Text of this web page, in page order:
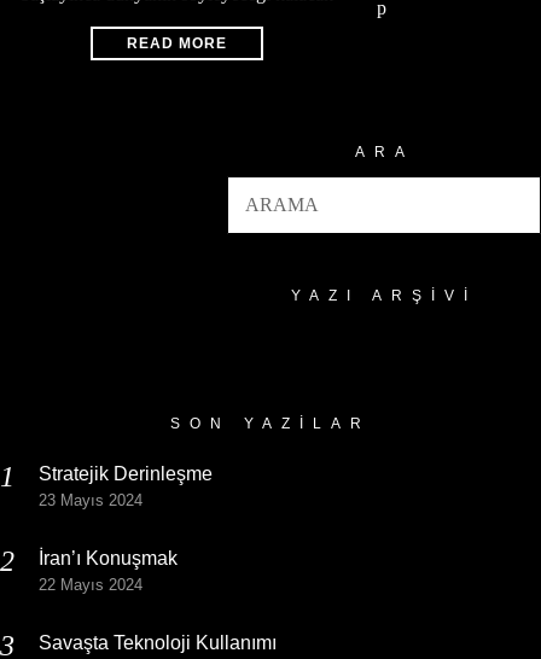
READ MORE
p
ARA
YAZI ARŞIVI
SON YAZILAR
Stratejik Derinleşme
23 Mayıs 2024
İran’ı Konuşmak
22 Mayıs 2024
Savaşta Teknoloji Kullanımı